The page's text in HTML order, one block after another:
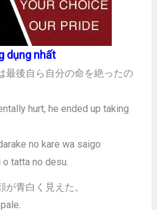
dụng nhất
最後自ら自分の命を絶ったの
hurt, he ended up taking
no kare wa saigo
tatta no desu.
青白く見えた。